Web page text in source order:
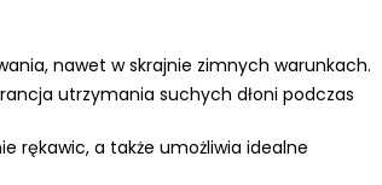
nawet w skrajnie zimnych warunkach.
utrzymania suchych dłoni podczas
rękawic, a także umożliwia idealne